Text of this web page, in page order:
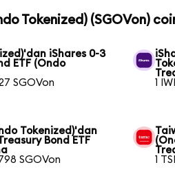
Tokenized) (SGOVon)
iShares 0-3
ETF (Ondo
SGOVon
1
Tokenized)'dan
Bond ETF
SGOVon
1